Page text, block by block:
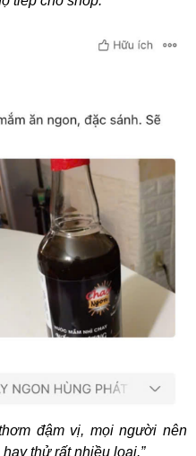
đậm vị, mọi người nên
thử rất nhiều loại.”